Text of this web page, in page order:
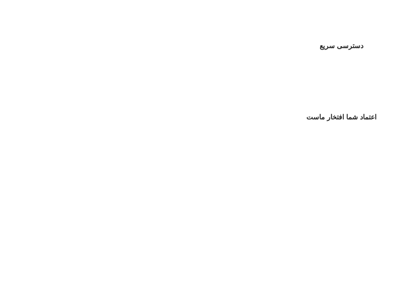
دسترسی سریع
اعتماد شما افتخار ماست